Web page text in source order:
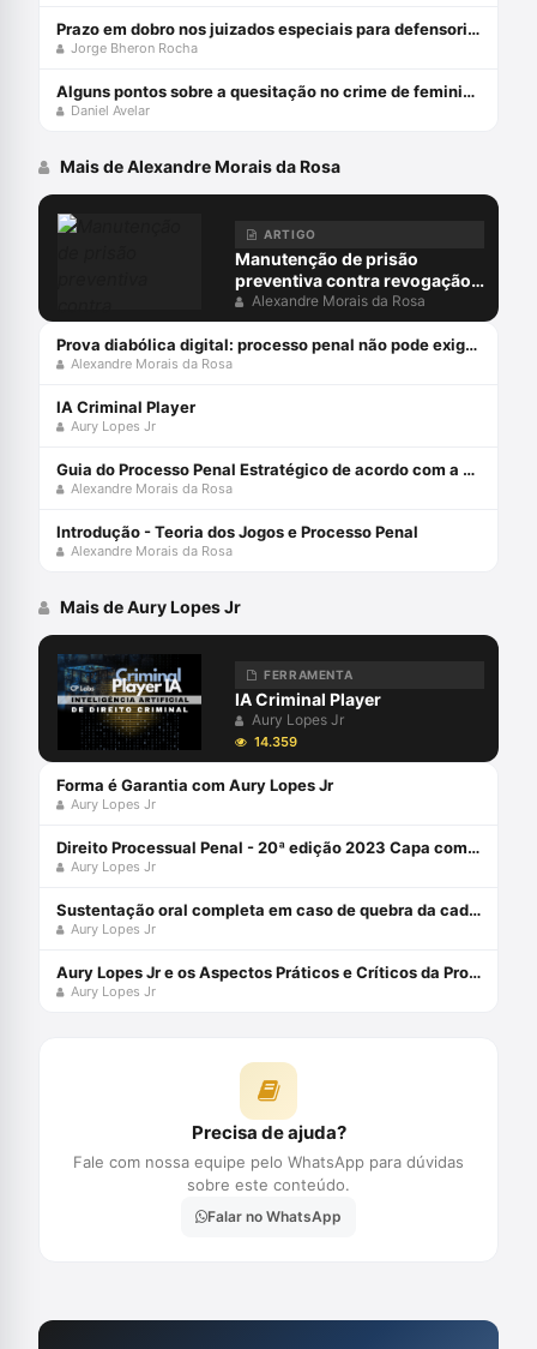
Prazo em dobro nos juizados especiais para defensorias públicas
Jorge Bheron Rocha
Alguns pontos sobre a quesitação no crime de feminicídio
Daniel Avelar
Mais de Alexandre Morais da Rosa
ARTIGO
Manutenção de prisão
preventiva contra revogação
do MP: juiz não pode ocupar
lugar do acusador
Alexandre Morais da Rosa
Prova diabólica digital: processo penal não pode exigir do arguido o que só o diabo provaria
Alexandre Morais da Rosa
IA Criminal Player
Aury Lopes Jr
Guia do Processo Penal Estratégico de acordo com a Teoria dos Jogos e MCDA-C - Edição 2021
Alexandre Morais da Rosa
Introdução - Teoria dos Jogos e Processo Penal
Alexandre Morais da Rosa
Mais de Aury Lopes Jr
FERRAMENTA
IA Criminal Player
Aury Lopes Jr
14.359
Forma é Garantia com Aury Lopes Jr
Aury Lopes Jr
Direito Processual Penal - 20ª edição 2023 Capa comum 18 fevereiro 2023
Aury Lopes Jr
Sustentação oral completa em caso de quebra da cadeia de custódia da prova digital com Aury Lopes Jr
Aury Lopes Jr
Aury Lopes Jr e os Aspectos Práticos e Críticos da Prova Penal
Aury Lopes Jr
Precisa de ajuda?
Fale com nossa equipe pelo WhatsApp para dúvidas
sobre este conteúdo.
Falar no WhatsApp